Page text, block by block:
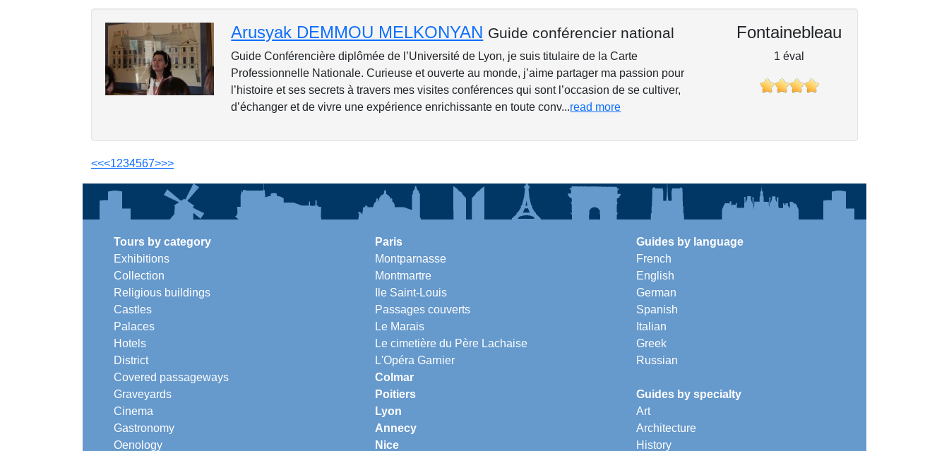
Arusyak DEMMOU MELKONYAN Guide conférencier national
Guide Conférencière diplômée de l’Université de Lyon, je suis titulaire de la Carte
Professionnelle Nationale. Curieuse et ouverte au monde, j’aime partager ma passion pour
l’histoire et ses secrets à travers mes visites conférences qui sont l’occasion de se cultiver,
d’échanger et de vivre une expérience enrichissante en toute conv...read more
Fontainebleau
1 éval
<<<1234567>>>
Tours by category
Exhibitions
Collection
Religious buildings
Castles
Palaces
Hotels
District
Covered passageways
Graveyards
Cinema
Gastronomy
Oenology
Paris
Montparnasse
Montmartre
Ile Saint-Louis
Passages couverts
Le Marais
Le cimetière du Père Lachaise
L'Opéra Garnier
Colmar
Poitiers
Lyon
Annecy
Nice
Guides by language
French
English
German
Spanish
Italian
Greek
Russian
Guides by specialty
Art
Architecture
History